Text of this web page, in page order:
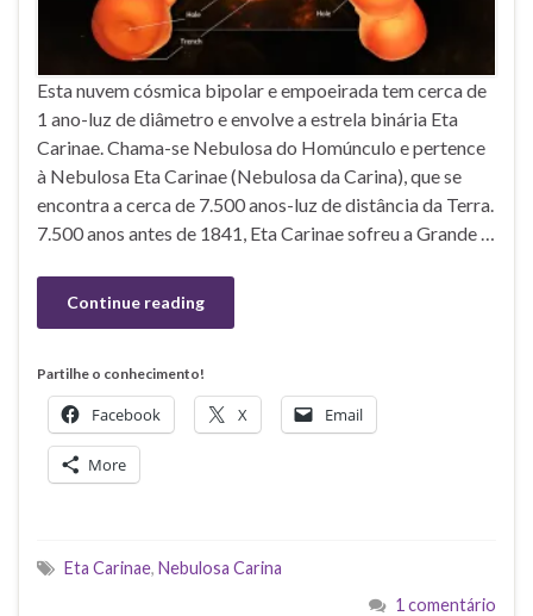
Esta nuvem cósmica bipolar e empoeirada tem cerca de
1 ano-luz de diâmetro e envolve a estrela binária Eta
Carinae. Chama-se Nebulosa do Homúnculo e pertence
à Nebulosa Eta Carinae (Nebulosa da Carina), que se
encontra a cerca de 7.500 anos-luz de distância da Terra.
7.500 anos antes de 1841, Eta Carinae sofreu a Grande …
Continue reading
Partilhe o conhecimento!
Facebook X Email
More
Eta Carinae, Nebulosa Carina
1 comentário